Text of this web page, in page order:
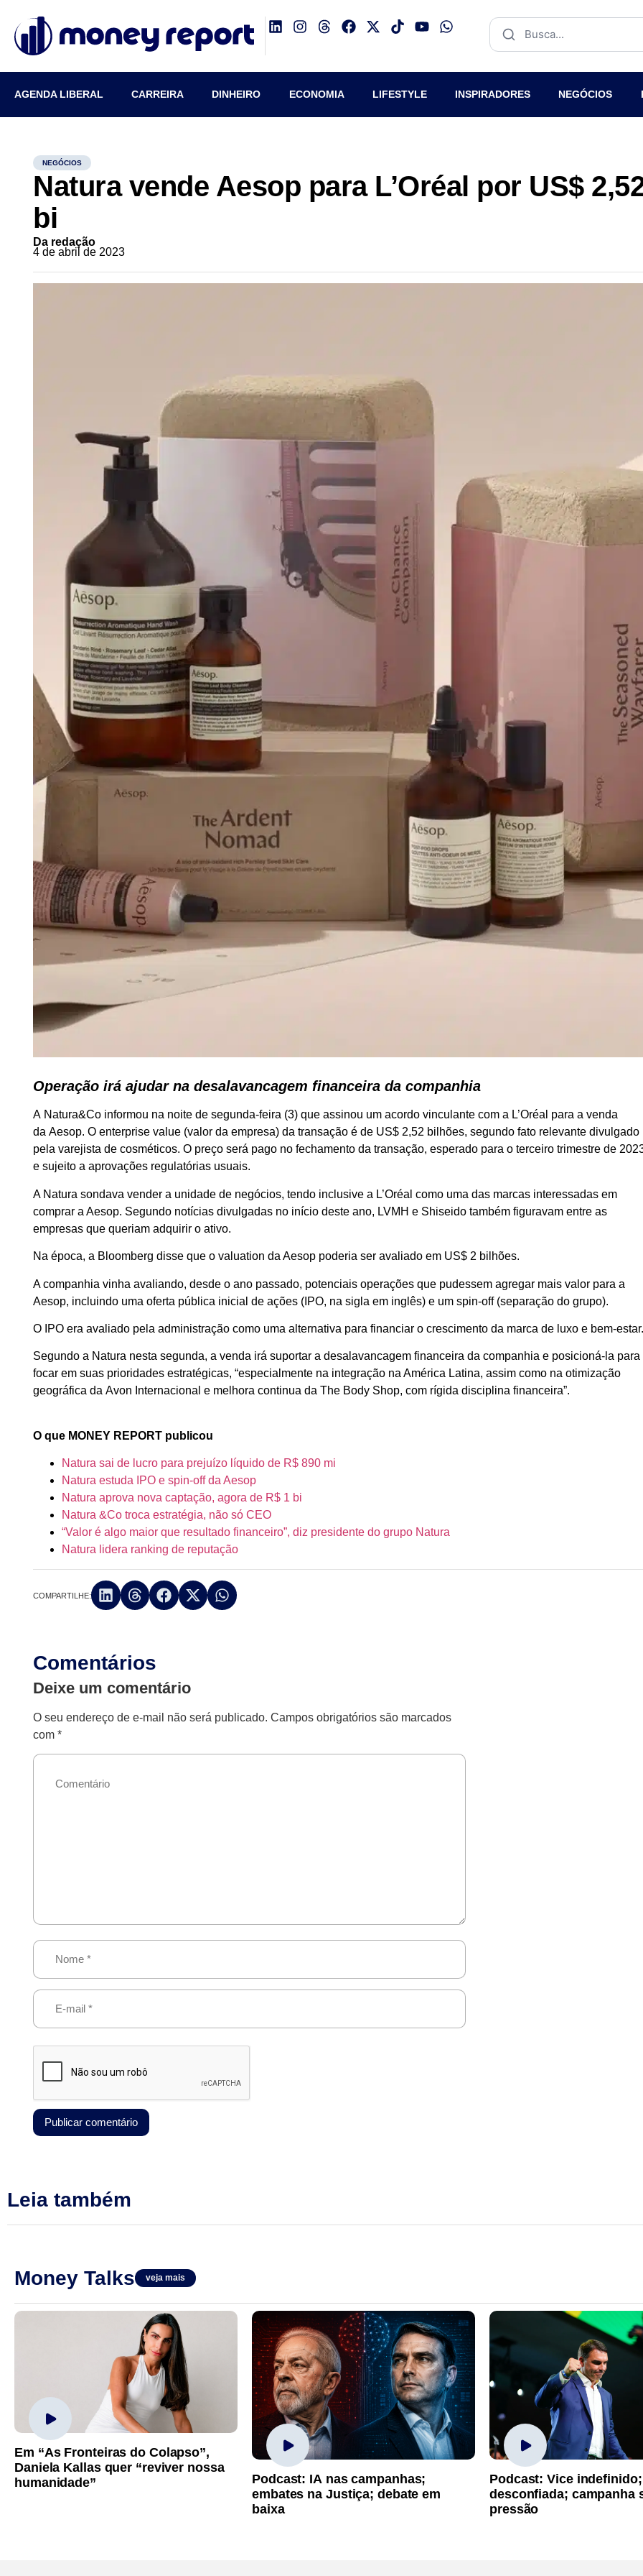
AGENDA LIBERAL CARREIRA DINHEIRO ECONOMIA LIFESTYLE INSPIRADORES NEGÓCIOS
NEGÓCIOS
Natura vende Aesop para L’Oréal por US$
bi
Da redação
4 de abril de 2023
Operação irá ajudar na desalavancagem financeira da companhia
A Natura&Co informou na noite de segunda-feira (3) que assinou um acordo vinculante com a L’Oréal para a venda
da Aesop. O enterprise value (valor da empresa) da transação é de US$ 2,52 bilhões, segundo fato relevante divulgado
pela varejista de cosméticos. O preço será pago no fechamento da transação, esperado para o terceiro trimestre de
e sujeito a aprovações regulatórias usuais.
A Natura sondava vender a unidade de negócios, tendo inclusive a L’Oréal como uma das marcas interessadas em
comprar a Aesop. Segundo notícias divulgadas no início deste ano, LVMH e Shiseido também figuravam entre as
empresas que queriam adquirir o ativo.
Na época, a Bloomberg disse que o valuation da Aesop poderia ser avaliado em US$ 2 bilhões.
A companhia vinha avaliando, desde o ano passado, potenciais operações que pudessem agregar mais valor para a
Aesop, incluindo uma oferta pública inicial de ações (IPO, na sigla em inglês) e um spin-off (separação do grupo).
O IPO era avaliado pela administração como uma alternativa para financiar o crescimento da marca de luxo e bem-
Segundo a Natura nesta segunda, a venda irá suportar a desalavancagem financeira da companhia e posicioná-la para
focar em suas prioridades estratégicas, “especialmente na integração na América Latina, assim como na otimização
geográfica da Avon Internacional e melhora continua da The Body Shop, com rígida disciplina financeira”.
O que MONEY REPORT publicou
Natura sai de lucro para prejuízo líquido de R$ 890 mi
Natura estuda IPO e spin-off da Aesop
Natura aprova nova captação, agora de R$ 1 bi
Natura &Co troca estratégia, não só CEO
“Valor é algo maior que resultado financeiro”, diz presidente do grupo Natura
Natura lidera ranking de reputação
COMPARTILHE:
Comentários
Deixe um comentário
O seu endereço de e-mail não será publicado. Campos obrigatórios são marcados
com*
Leia também
Money Talks veja mais
Em “As Fronteiras do Colapso”,
Daniela Kallas quer “reviver nossa
humanidade”
Podcast: IA nas campanhas;
embates na Justiça; debate em
baixa
Podcast: Vice
desconfiada; campanha
pressão